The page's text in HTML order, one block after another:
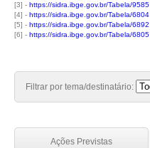
[3] - https://sidra.ibge.gov.br/Tabela/9585
[4] - https://sidra.ibge.gov.br/Tabela/6804
[5] - https://sidra.ibge.gov.br/Tabela/6892
[6] - https://sidra.ibge.gov.br/Tabela/6805
Filtrar por tema/destinatário:
Ações Previstas